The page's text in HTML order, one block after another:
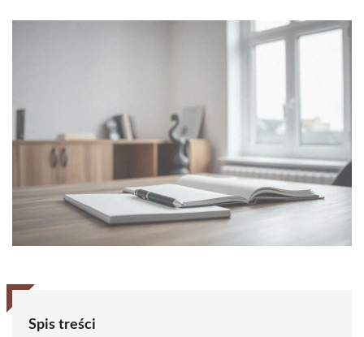
Spis treści